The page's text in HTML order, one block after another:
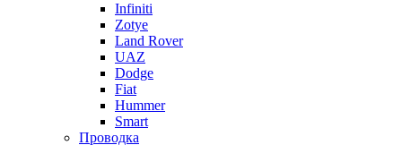
Infiniti
Zotye
Land Rover
UAZ
Dodge
Fiat
Hummer
Smart
Проводка